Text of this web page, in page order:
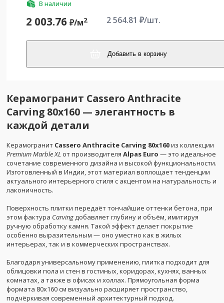
В наличии
2 003.76 ₽/м2 2 564.81 ₽/шт.
Добавить в корзину
Керамогранит Cassero Anthracite
Carving 80x160 — элегантность в
каждой детали
Керамогранит Cassero Anthracite Carving 80x160из коллекции
Premium Marble XL от производителя Alpas Euro — это идеальное
сочетание современного дизайна и высокой функциональности.
Изготовленный в Индии, этот материал воплощает тенденции
актуального интерьерного стиля с акцентом на натуральность и
лаконичность.
Поверхность плитки передаёт тончайшие оттенки бетона, при
этом фактура Carving добавляет глубину и объём, имитируя
ручную обработку камня. Такой эффект делает покрытие
особенно выразительным — оно уместно как в жилых
интерьерах, так и в коммерческих пространствах.
Благодаря универсальному применению, плитка подходит для
облицовки пола и стен в гостиных, коридорах, кухнях, ванных
комнатах, а также в офисах и холлах. Прямоугольная форма
формата 80x160 см визуально расширяет пространство,
подчёркивая современный архитектурный подход.